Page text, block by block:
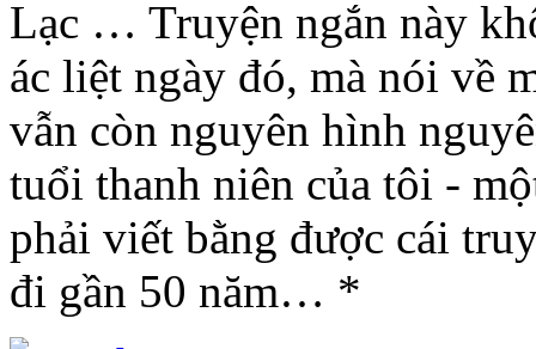
Lạc … Truyện ngắn này
ác liệt ngày đó, mà nói về
vẫn còn nguyên hình
tuổi thanh niên của tôi -
phải viết bằng được cái
đi gần 50 năm… *